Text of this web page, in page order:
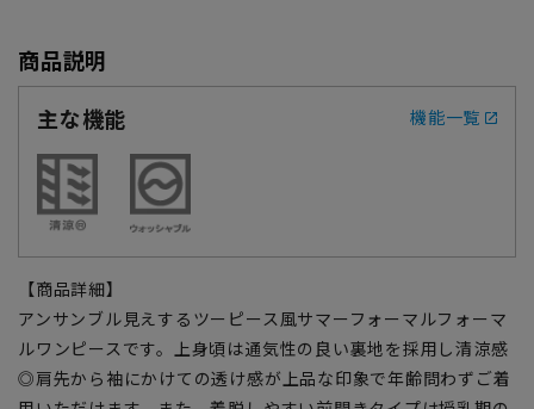
商品説明
主な機能
機能一覧
【商品詳細】
アンサンブル見えするツーピース風サマーフォーマルフォーマ
ルワンピースです。上身頃は通気性の良い裏地を採用し清涼感
◎肩先から袖にかけての透け感が上品な印象で年齢問わずご着